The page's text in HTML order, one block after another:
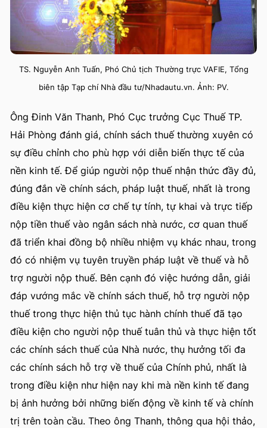
TS. Nguyễn Anh Tuấn, Phó Chủ tịch Thường trực VAFIE, Tổng
biên tập Tạp chí Nhà đầu tư/Nhadautu.vn. Ảnh: PV.
Ông Đinh Văn Thanh, Phó Cục trưởng Cục Thuế TP.
Hải Phòng đánh giá, chính sách thuế thường xuyên có
sự điều chỉnh cho phù hợp với diễn biến thực tế của
nền kinh tế. Để giúp người nộp thuế nhận thức đầy đủ,
đúng đắn về chính sách, pháp luật thuế, nhất là trong
điều kiện thực hiện cơ chế tự tính, tự khai và trực tiếp
nộp tiền thuế vào ngân sách nhà nước, cơ quan thuế
đã triển khai đồng bộ nhiều nhiệm vụ khác nhau, trong
đó có nhiệm vụ tuyên truyền pháp luật về thuế và hỗ
trợ người nộp thuế. Bên cạnh đó việc hướng dẫn, giải
đáp vướng mắc về chính sách thuế, hỗ trợ người nộp
thuế trong thực hiện thủ tục hành chính thuế đã tạo
điều kiện cho người nộp thuế tuân thủ và thực hiện tốt
các chính sách thuế của Nhà nước, thụ hưởng tối đa
các chính sách hỗ trợ về thuế của Chính phủ, nhất là
trong điều kiện như hiện nay khi mà nền kinh tế đang
bị ảnh hưởng bởi những biến động về kinh tế và chính
trị trên toàn cầu. Theo ông Thanh, thông qua hội thảo,